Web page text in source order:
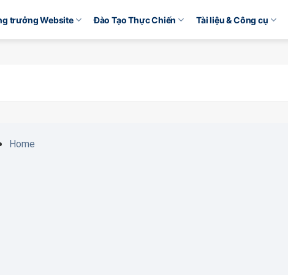
trưởng Website Đào Tạo Thực Chiến Tài liệu & Công cụ
Home